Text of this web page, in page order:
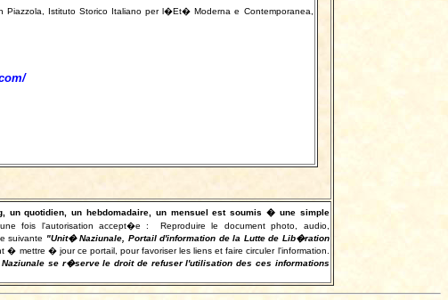
Istituto Storico Italiano per l�Et� Moderna e Contemporanea,
quotidien, un hebdomadaire, un mensuel est soumis � une simple
fois l'autorisation accept�e :
Reproduire le document photo, audio,
suivante "Unit� Naziunale, Portail d'information de la Lutte de Lib�ration
mettre � jour ce portail, pour favoriser les liens et faire circuler l'information.
se r�serve le droit de refuser l'utilisation des ces informations